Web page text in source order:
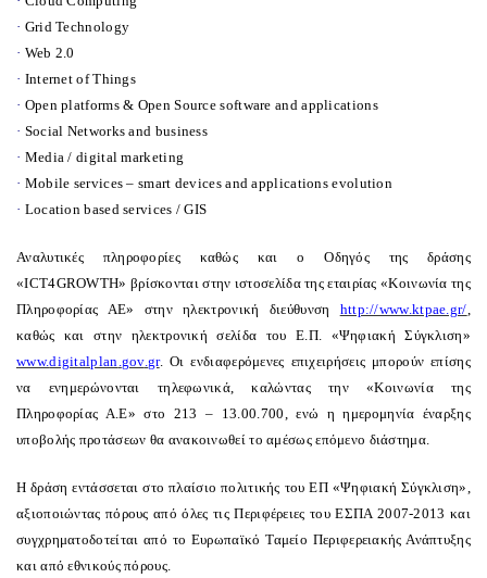
· Grid Technology
· Web 2.0
· Internet of Things
· Open platforms & Open Source software and applications
· Social Networks and business
· Media / digital marketing
· Mobile services – smart devices and applications evolution
· Location based services / GIS
Αναλυτικές πληροφορίες καθώς και ο Οδηγός της δράσης
«ICT4GROWTH» βρίσκονται στην ιστοσελίδα της εταιρίας «Κοινωνία της
Πληροφορίας ΑΕ» στην ηλεκτρονική διεύθυνση http://www.ktpae.gr/,
καθώς και στην ηλεκτρονική σελίδα του Ε.Π. «Ψηφιακή Σύγκλιση»
www.digitalplan.gov.gr. Οι ενδιαφερόμενες επιχειρήσεις μπορούν επίσης
να ενημερώνονται τηλεφωνικά, καλώντας την «Κοινωνία της
Πληροφορίας Α.Ε» στο 213 – 13.00.700, ενώ η ημερομηνία έναρξης
υποβολής προτάσεων θα ανακοινωθεί το αμέσως επόμενο διάστημα.
Η δράση εντάσσεται στο πλαίσιο πολιτικής του ΕΠ «Ψηφιακή Σύγκλιση»,
αξιοποιώντας πόρους από όλες τις Περιφέρειες του ΕΣΠΑ 2007-2013 και
συγχρηματοδοτείται από το Ευρωπαϊκό Ταμείο Περιφερειακής Ανάπτυξης
και από εθνικούς πόρους.